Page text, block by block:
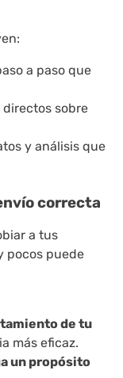
a paso que
directos sobre
y análisis que
correcta
a tus
pocos puede
de tu
más eficaz.
un propósito